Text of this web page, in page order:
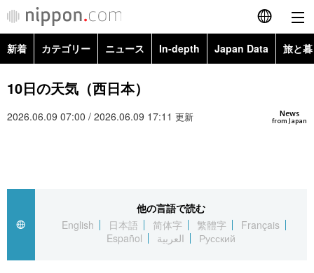
English
العربية
新着 カテゴリー ニュース In-depth Japan Data 旅と
政治・外交
経済・ビジネス
社会
文化
科学・技術
Images
お知らせ
10日の天気（西日本）
News
from Japan
2026.06.09 07:00 / 2026.06.09 17:11 更新
他の言語で読む
English
日本語 简体字 繁體字
Français
Español
العربية Русский